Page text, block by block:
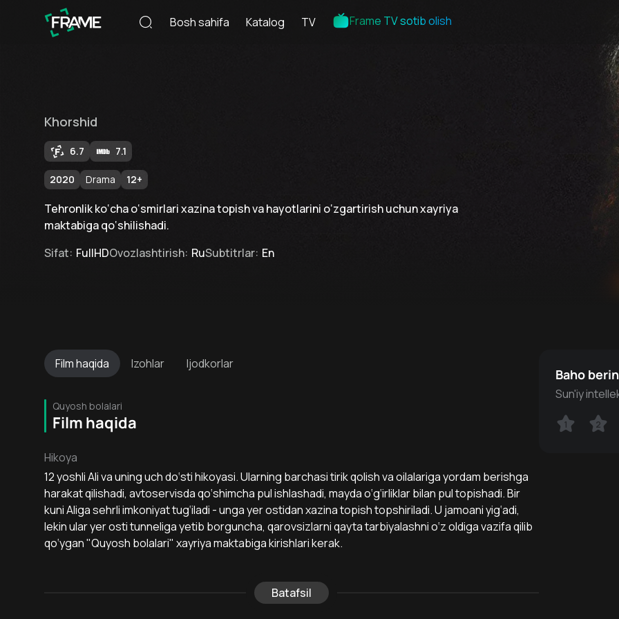
Bosh sahifa Katalog TV Frame TV sotib olish
Khorshid
6.7 7.1
2020 Drama 12+
Tehronlik ko‘cha o‘smirlari xazina topish va hayotlarini o‘zgartirish uchun xayriya
maktabiga qo‘shilishadi.
Sifat: FullHDOvozlashtirish: RuSubtitrlar: En
Filmhaqida Izohlar Ijodkorlar
Quyosh bolalari
Film haqida
Hikoya
12 yoshli Ali va uning uch do‘sti hikoyasi. Ularning barchasi tirik qolish va oilalariga yordam berishga
harakat qilishadi, avtoservisda qo‘shimcha pul ishlashadi, mayda o‘g‘irliklar bilan pul topishadi. Bir
kuni Aliga sehrli imkoniyat tug‘iladi - unga yer ostidan xazina topish topshiriladi. U jamoani yig‘adi,
lekin ular yer osti tunneliga yetib borguncha, qarovsizlarni qayta tarbiyalashni o‘z oldiga vazifa qilib
qo‘ygan "Quyosh bolalari" xayriya maktabiga kirishlari kerak.
Batafsil
Baho
Sun'iy
1 2
1 2